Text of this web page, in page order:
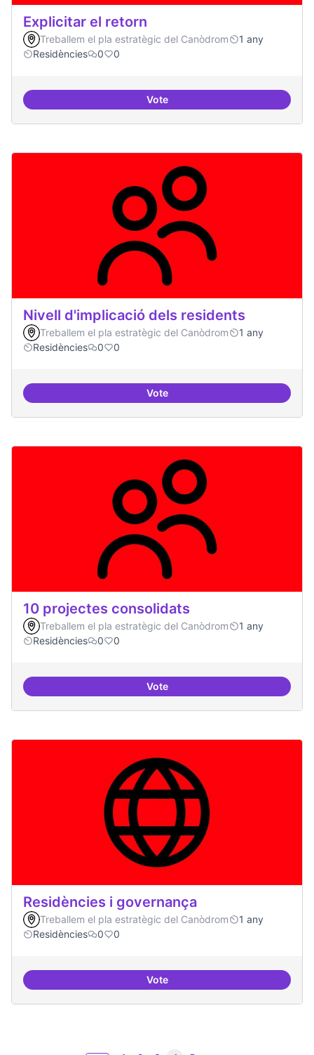
Explicitar el retorn
Treballem el pla estratègic del Canòdrom
1 any
Residències
0 0
VoteExplicitar el retorn
Nivell d'implicació dels residents
Treballem el pla estratègic del Canòdrom
1 any
Residències
0 0
VoteNivell d'implicació dels residents
10 projectes consolidats
Treballem el pla estratègic del Canòdrom
1 any
Residències
0 0
Vote10 projectes consolidats
Residències i governança
Treballem el pla estratègic del Canòdrom
1 any
Residències
0 0
VoteResidències i governança